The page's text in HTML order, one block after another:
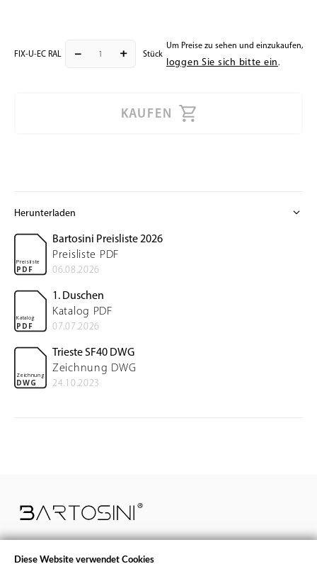
FIX-U-EC RAL remove add Stück
Um Preise zu sehen und einzukaufen,
loggen Sie sich bitte ein.
KAUFEN
Herunterladen expand_more
Preisliste
PDF
Bartosini Preisliste 2026
Preisliste PDF
06.08.2026
Katalog
PDF
1. Duschen
Katalog PDF
07.07.2026
Zeichnung
DWG
Trieste SF40 DWG
Zeichnung DWG
24.10.2023
Diese Website verwendet Cookies